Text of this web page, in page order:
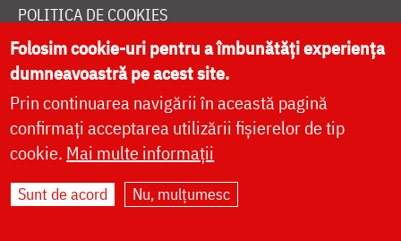
POLITICA DE COOKIES
DONEAZĂ ONLINE PENTRU CATEDRALA NAȚIONALĂ
LIVE
Site dezvoltat deDOXOLOGIA MEDIA
Folosim cookie-uri pentru a îmbunătăți experiența
dumneavoastră pe acest site.
Prin continuarea navigării în această pagină
confirmați acceptarea utilizării fișierelor de tip
cookie. Mai multe informații
Sunt de acord Nu, mulțumesc